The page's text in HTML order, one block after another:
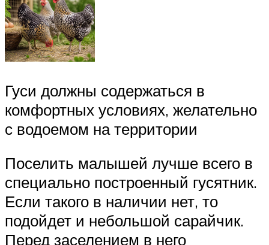
Гуси должны содержаться в
комфортных условиях, желательно
с водоемом на территории
Поселить малышей лучше всего в
специально построенный гусятник.
Если такого в наличии нет, то
подойдет и небольшой сарайчик.
Перед заселением в него